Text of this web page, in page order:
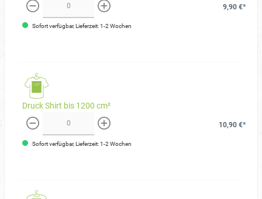
weniger mehr
9,90 €*
Sofort verfügbar, Lieferzeit: 1-2 Wochen
Druck Shirt bis 1200 cm²
weniger mehr
10,90 €*
Sofort verfügbar, Lieferzeit: 1-2 Wochen